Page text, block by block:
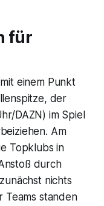
für
einem Punkt
der
DAZN) im Spiel
Am
Topklubs in
durch
nichts
Teams standen